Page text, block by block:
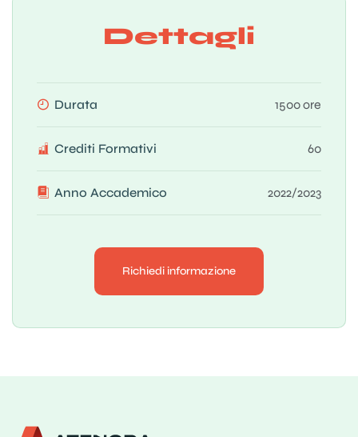
Dettagli
Durata 1500 ore
Crediti Formativi 60
Anno Accademico 2022/2023
Richiedi informazione